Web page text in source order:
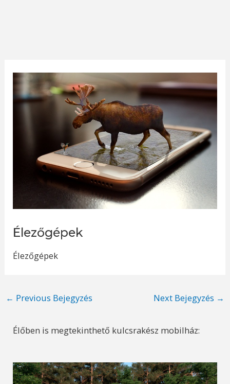
Élezőgépek
Élezőgépek
Post
← Previous Bejegyzés Next Bejegyzés →
Élőben is megtekinthető kulcsrakész mobilház: